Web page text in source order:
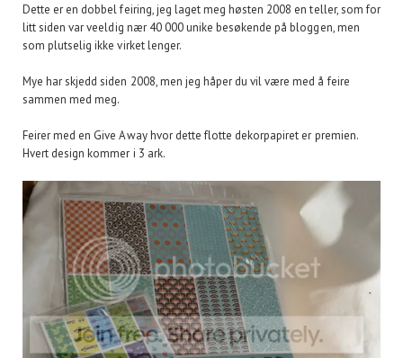
Dette er en dobbel feiring, jeg laget meg høsten 2008 en teller, som for
litt siden var veeldig nær 40 000 unike besøkende på bloggen, men
som plutselig ikke virket lenger.
Mye har skjedd siden 2008, men jeg håper du vil være med å feire
sammen med meg.
Feirer med en Give Away hvor dette flotte dekorpapiret er premien.
Hvert design kommer i 3 ark.